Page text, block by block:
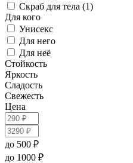
Скраб для тела (1)
Для кого
Унисекс
Для него
Для неё
Стойкость
Яркость
Сладость
Свежесть
Цена
до 500 ₽
до 1000 ₽